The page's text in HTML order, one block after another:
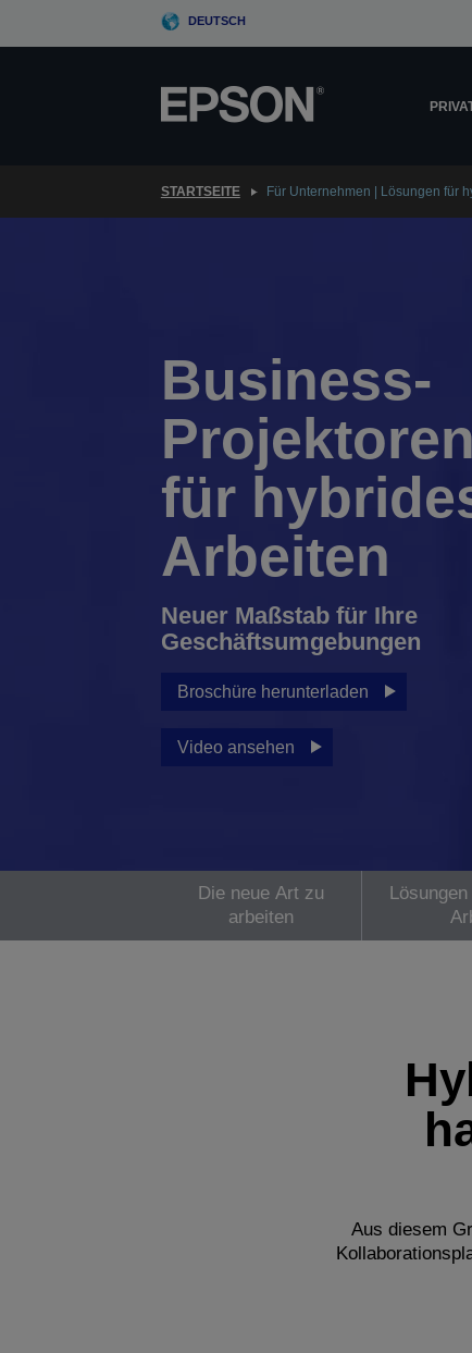
DEUTSCH
STARTSEITE Für Unternehmen | Lösungen für
Business-
Projektoren
für
Arbeiten
Neuer Maßstab für Ihre
Geschäftsumgebungen
Broschüre herunterladen
Video ansehen
Die neue Art zu
arbeiten
Aus diesem